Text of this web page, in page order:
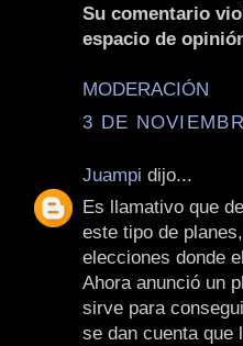
Su comentario
espacio de
MODERACIÓN
3 DE
Juampi dijo...
Es llamativo que
este tipo de
elecciones donde
Ahora anunció un
sirve para
se dan cuenta que